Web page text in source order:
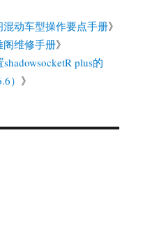
混动车型操作要点手册》
阁维修手册》
plus的
） 》